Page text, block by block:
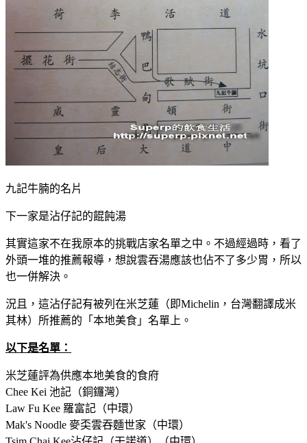
九記牛腩的名片
下一家是沾仔記的餛飩湯
其實這家不在我原本的挑戰店家名單之中。不過經過時，看了
外頭一堆的推薦報導，想說雲吞湯應該也佔不了多少胃，所以
也一併解決。
況且，這沾仔記有被列在米芝蓮（即Michelin，台灣翻譯成米
其林）所推薦的「本地美食」名單上。
以下是名單：
米芝蓮評為供應本地美食的食府
Chee Kei 池記（銅鑼灣）
Law Fu Kee 羅富記（中環）
Mak's Noodle 麥奀雲吞麵世家（中環）